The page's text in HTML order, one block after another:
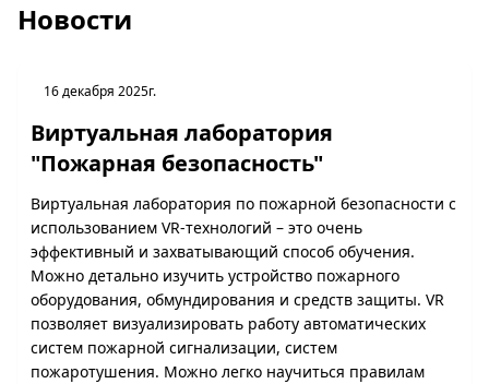
Новости
16 декабря 2025г.
Виртуальная лаборатория
"Пожарная безопасность"
Виртуальная лаборатория по пожарной безопасности с
использованием VR-технологий – это очень
эффективный и захватывающий способ обучения.
Можно детально изучить устройство пожарного
оборудования, обмундирования и средств защиты. VR
позволяет визуализировать работу автоматических
систем пожарной сигнализации, систем
пожаротушения. Можно легко научиться правилам